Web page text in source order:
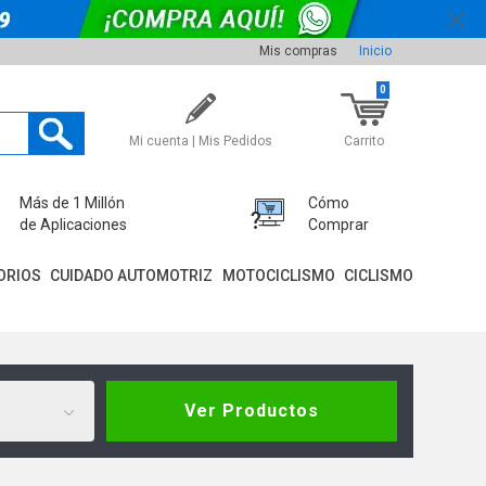
Mis compras Inicio
Mi cuenta | Mis Pedidos Carrito
0
Más de 1 Millón
de Aplicaciones
Cómo
Comprar
CUIDADO AUTOMOTRIZ MOTOCICLISMO CICLISMO
Ver Productos